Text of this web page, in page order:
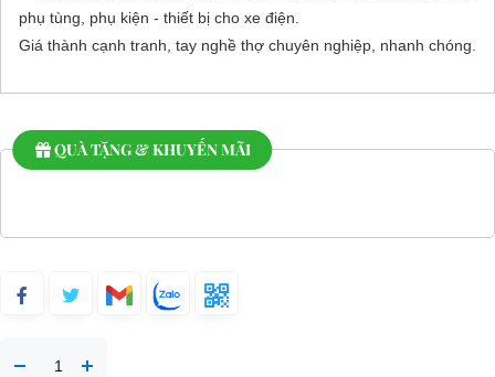
phụ tùng, phụ kiện - thiết bị cho xe điện.
Giá thành cạnh tranh, tay nghề thợ chuyên nghiệp, nhanh chóng.
QUÀ TẶNG & KHUYẾN MÃI